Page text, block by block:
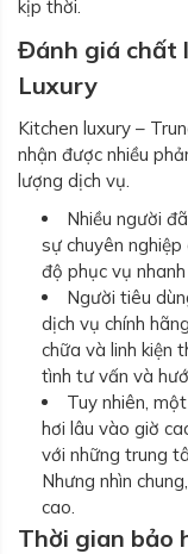
kịp thời.
Đánh giá chất
Luxury
Kitchen luxury –
nhận được nhiều
lượng dịch vụ.
Nhiều người
sự chuyên
độ phục vụ nhanh
Người tiêu
dịch vụ chính
chữa và linh kiện
tình tư vấn và
Tuy nhiên,
hơi lâu vào giờ
với những trung
Nhưng nhìn
cao.
Thời gian bảo